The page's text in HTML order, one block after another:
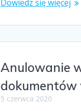
Dowiedz się więcej
Anulowanie
5 czerwca 2020